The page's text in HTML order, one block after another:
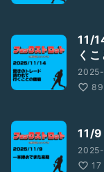
11/
く
11/9
17